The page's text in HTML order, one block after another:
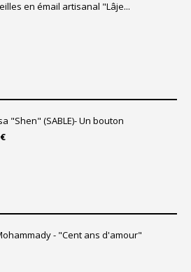
en émail artisanal "Lâje...
"Shen" (SABLE)- Un bouton
€Le
- "Cent ans d'amour"